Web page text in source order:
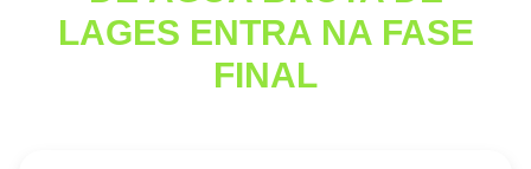
LAGES ENTRA NA FASE
FINAL